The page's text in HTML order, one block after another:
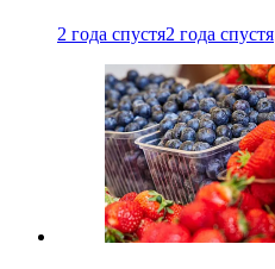
2 года спустя2 года спустя